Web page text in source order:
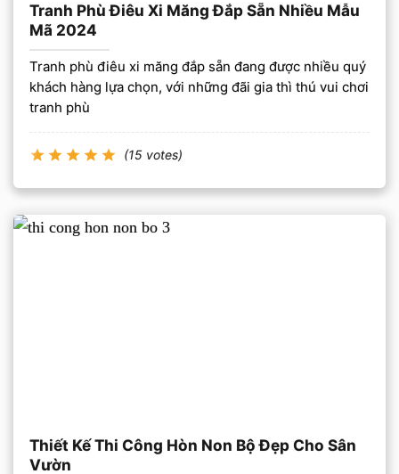
Tranh Phù Điêu Xi Măng Đắp Sẵn Nhiều Mẫu
Mã 2024
Tranh phù điêu xi măng đắp sẵn đang được nhiều quý
khách hàng lựa chọn, với những đãi gia thì thú vui chơi
tranh phù
(15 votes)
Thiết Kế Thi Công Hòn Non Bộ Đẹp Cho Sân
Vườn